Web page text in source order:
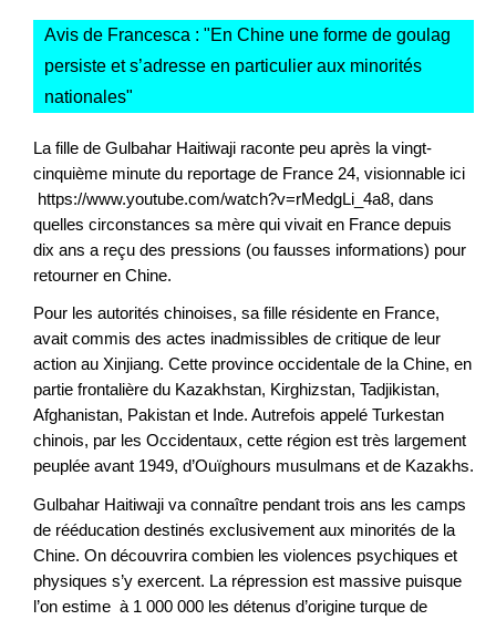
Avis de Francesca : "En Chine une forme de goulag
persiste et s’adresse en particulier aux minorités
nationales"
La fille de Gulbahar Haitiwaji raconte peu après la vingt-
cinquième minute du reportage de France 24, visionnable ici
https://www.youtube.com/watch?v=rMedgLi_4a8, dans
quelles circonstances sa mère qui vivait en France depuis
dix ans a reçu des pressions (ou fausses informations) pour
retourner en Chine.
Pour les autorités chinoises, sa fille résidente en France,
avait commis des actes inadmissibles de critique de leur
action au Xinjiang. Cette province occidentale de la Chine, en
partie frontalière du Kazakhstan, Kirghizstan, Tadjikistan,
Afghanistan, Pakistan et Inde. Autrefois appelé Turkestan
chinois, par les Occidentaux, cette région est très largement
peuplée avant 1949, d’Ouïghours musulmans et de Kazakhs.
Gulbahar Haitiwaji va connaître pendant trois ans les camps
de rééducation destinés exclusivement aux minorités de la
Chine. On découvrira combien les violences psychiques et
physiques s’y exercent. La répression est massive puisque
l’on estime à 1 000 000 les détenus d’origine turque de